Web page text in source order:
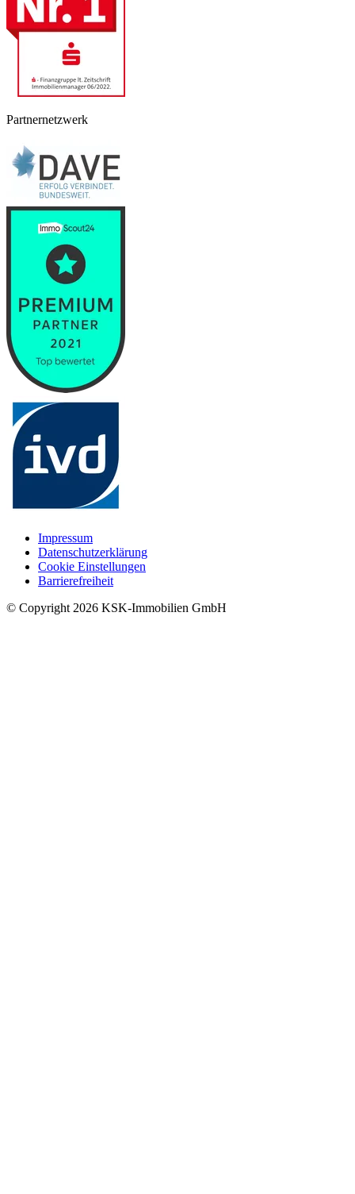
Partnernetzwerk
Impressum
Datenschutzerklärung
Cookie Einstellungen
Barrierefreiheit
© Copyright 2026 KSK-Immobilien GmbH